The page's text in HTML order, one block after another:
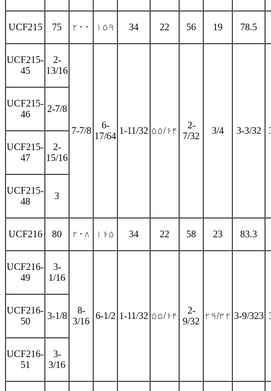
UCF215 75 ۲۰۰ ۱۵۹ 34 22 56 19 78.5
UCF215-
45
2-
13/16
7-7/8
6-
17/64
1-11/32 ۵۵/۶۴
2-
7/32
3/4 3-3/32
UCF215-
46
2-7/8
UCF215-
47
2-
15/16
UCF215-
48
3
UCF216 80 ۲۰۸ ۱۶۵ 34 22 58 23 83.3
UCF216-
49
3-
1/16
8-
3/16
6-1/2 1-11/32 ۵۵/۶۴
2-
9/32
۲۹/۳۲ 3-9/323
UCF216-
50
3-1/8
UCF216-
51
3-
3/16